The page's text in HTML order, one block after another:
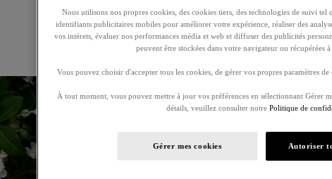
Nous utilisons nos propres cookies, des cookies tiers, des technologies de suivi tel
identifiants publicitaires mobiles pour améliorer votre expérience, réaliser des
vos intérets, évaluer nos performances média et web et diffuser des publicités
peuvent être stockées dans votre navigateur ou récupérées
Vous pouvez choisir d'accepter tous les cookies, de gérer vos propres paramètres de
À tout moment, vous pouvez mettre à jour vos préférences en sélectionnant Gérer
détails, veuillez consulter notre Politique de
Gérer mes cookies Autoriser